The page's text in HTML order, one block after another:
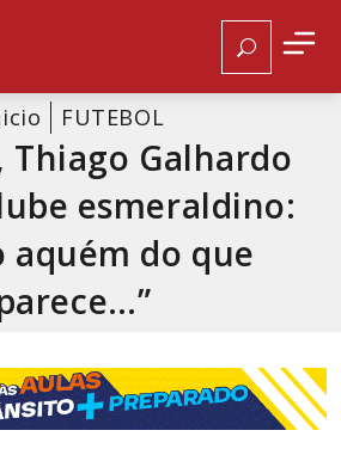
FUTEBOL
Thiago Galhardo
esmeraldino:
aquém do que